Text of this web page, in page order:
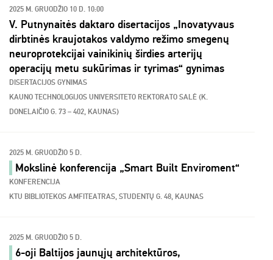
2025 M. GRUODŽIO 10 D. 10:00
V. Putnynaitės daktaro disertacijos „Inovatyvaus
dirbtinės kraujotakos valdymo režimo smegenų
neuroprotekcijai vainikinių širdies arterijų
operacijų metu sukūrimas ir tyrimas“ gynimas
DISERTACIJOS GYNIMAS
KAUNO TECHNOLOGIJOS UNIVERSITETO REKTORATO SALĖ (K.
DONELAIČIO G. 73 – 402, KAUNAS)
2025 M. GRUODŽIO 5 D.
Mokslinė konferencija „Smart Built Enviroment“
KONFERENCIJA
KTU BIBLIOTEKOS AMFITEATRAS, STUDENTŲ G. 48, KAUNAS
2025 M. GRUODŽIO 5 D.
6-oji Baltijos jaunųjų architektūros,